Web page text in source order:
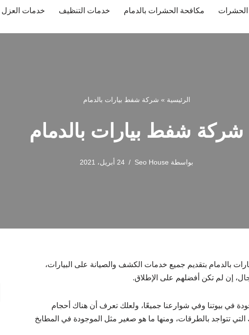
مكافحة الحشرات بالدمام خدمات التنظيف خدمات العزل
الرئيسية » شركة شفط بيارات بالدمام
شركة شفط بيارات بالدمام
بواسطة Seo House 24 أبريل، 2021
بالدمام بتقديم جميع خدمات الكشف والصيانة على البيارات،
إن لم تكن أفضلهم على الإطلاق.
في بيوتنا وفي شوارعنا جميعًا، ولعلك تعرف أن هناك أحجام
التي تتواجد بالطرقات، ومنها ما هو صغير مثل الموجودة في المطابخ